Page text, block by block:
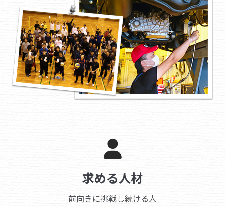
求める人材
前向きに挑戦し続ける人